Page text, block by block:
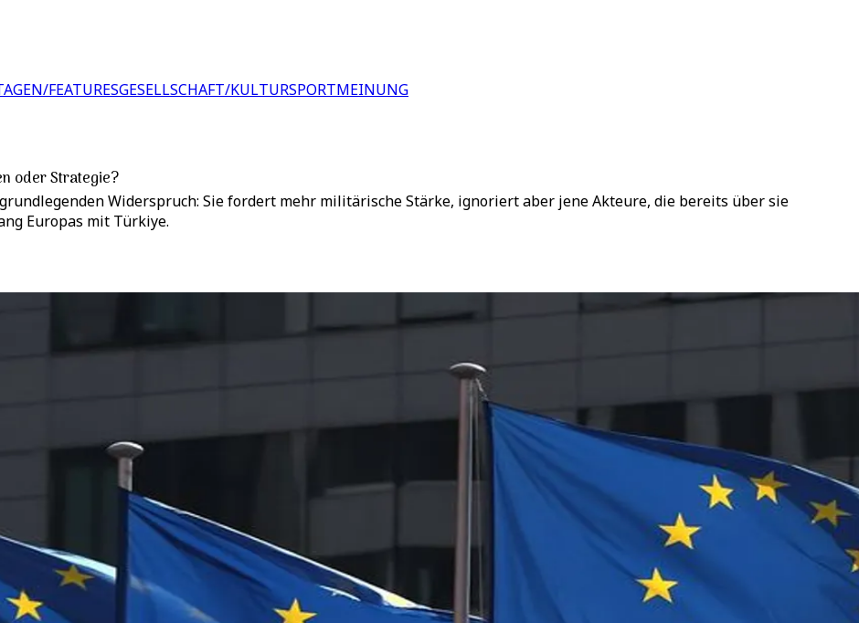
FEATURESGESELLSCHAFT/KULTURSPORTMEINUNG
oder Strategie?
Widerspruch: Sie fordert mehr militärische Stärke, ignoriert aber jene Akteure, die bereits über sie
Europas mit Türkiye.